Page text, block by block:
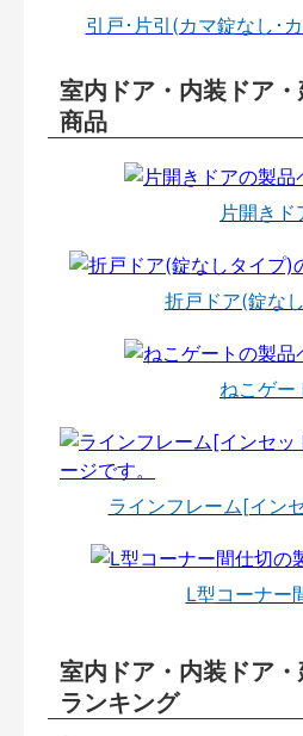
引戸･片引(カマ錠なし･
室内ドア・内装ドア
商品
片開きド
折戸ドア(錠な
ねこゲー
ラインフレーム[イン
L型コーナー
室内ドア・内装ドア
ランキング